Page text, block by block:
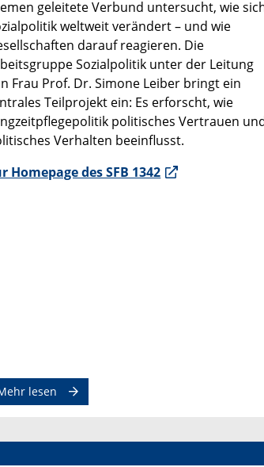
geleitete Verbund untersucht, wie
weltweit verändert – und wie
darauf reagieren. Die
Sozialpolitik unter der Leitung
Frau Prof. Dr. Simone Leiber bringt ein
Teilprojekt ein: Es erforscht, wie
politisches Vertrauen
Verhalten beeinflusst.
Homepage des SFB 1342
lesen